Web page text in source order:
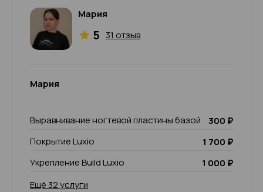
Мария
5 31 отзыв
Мария
Выравнивание ногтевой пластины базой
300 ₽
Покрытие Luxio
1 700 ₽
Укрепление Build Luxio
1 000 ₽
Ещё 32 услуги